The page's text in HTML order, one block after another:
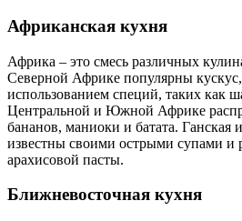
Африканская кухня
Африка – это смесь различных
Северной Африке популярны
использованием специй, таких как
Центральной и Южной Африке
бананов, маниоки и батата. Ганская
известны своими острыми супами и
арахисовой пасты.
Ближневосточная кухня